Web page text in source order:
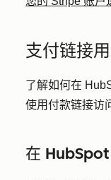
支付链接
了解如何在
使用付款链接访
在